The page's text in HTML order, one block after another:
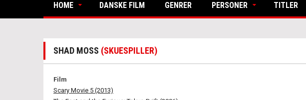
HOME DANSKE FILM GENRER PERSONER TITLER
SHAD MOSS (SKUESPILLER)
Film
Scary Movie 5 (2013)